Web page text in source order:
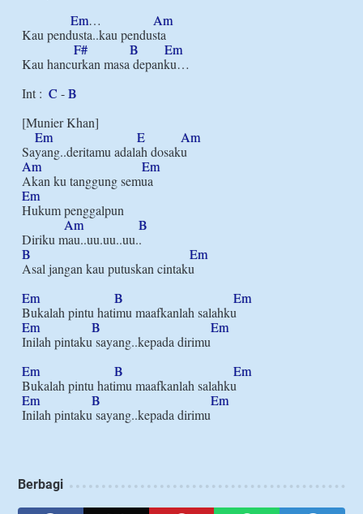
Em… Am
Kau pendusta..kau pendusta
F#
B
Em
Kau hancurkan masa depanku…
Int : C - B
[Munier Khan]
Em
E
Am
Am
Em
Em
Hukum penggalpun
Am
B
B
Em
Asal jangan kau putuskan cintaku
Em
B
Em
Em
B
Em
Inilah pintaku sayang..kepada dirimu
Em
B
Em
Em
B
Em
Berbagi